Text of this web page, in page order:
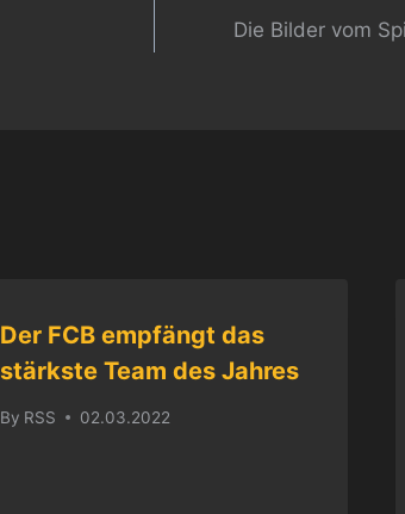
Die Bilder vom
Der FCB empfängt das
stärkste Team des Jahres
By RSS 02.03.2022